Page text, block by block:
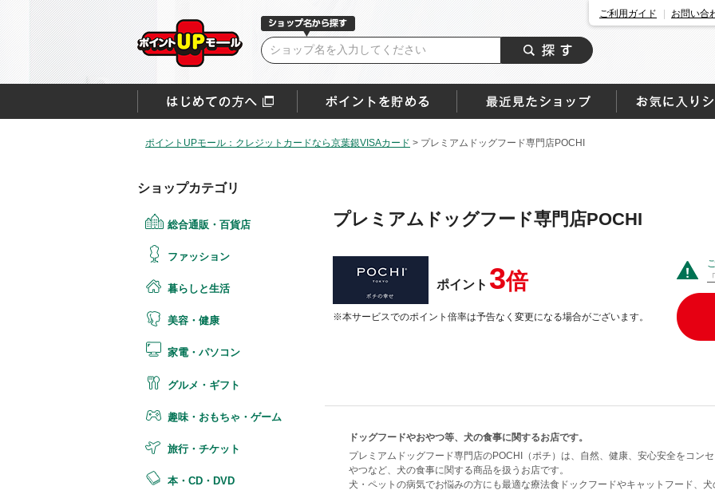
ご利用ガイド お問い合
ポイントUPモール：クレジットカードなら京葉銀VISAカード > プレミアムドッグフード専門店POCHI
ショップカテゴリ
総合通販・百貨店
ファッション
暮らしと生活
美容・健康
家電・パソコン
グルメ・ギフト
趣味・おもちゃ・ゲーム
旅行・チケット
本・CD・DVD
プレミアムドッグフード専門店POCHI
ポイント 3倍
※本サービスでのポイント倍率は予告なく変更になる場合がございます。
ドッグフードやおやつ等、犬の食事に関するお店です。
プレミアムドッグフード専門店のPOCHI（ポチ）は、自然、健康、安心安全をコン
やつなど、犬の食事に関する商品を扱うお店です。
犬・ペットの病気でお悩みの方にも最適な療法食ドックフードやキャットフード、犬